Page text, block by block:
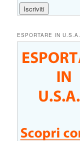
ESPORTARE IN U.S.A.